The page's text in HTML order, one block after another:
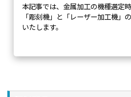
本記事では、金属加工の機種選定
「彫刻機」と「レーザー加工機」
いたします。